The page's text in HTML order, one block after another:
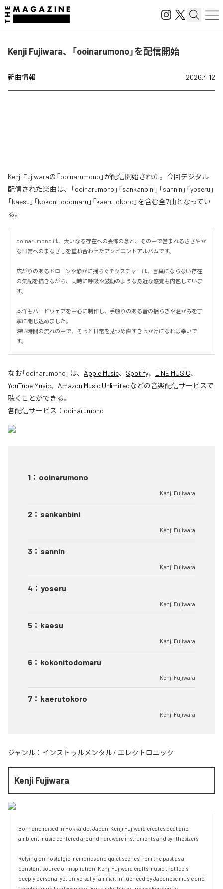
Kenji Fujiwara、「ooinarumono」を配信開始
新曲情報 2026.4.12
Kenji Fujiwaraの「ooinarumono」が配信開始された。今回デジタル
配信された楽曲は、「ooinarumono」「sankanbini」「sannin」「yoseru」
「kaesu」「kokonitodomaru」「kaerutokoro」を含む全7曲となってい
る。
ooinarumono は、大いなる存在への畏怖の念と、その中で営まれるささやか
な日常へのまなざしを重ね合わせたアンビエントアルバムです。
広がりのあるドローンや静かに揺らぐテクスチャーは、言葉にならない存在
の気配を描きながら、同時に呼吸や鼓動のような身近な感覚も内包していま
す。
本作もハードウェアを中心に制作し、手触りのある音の揺らぎや温かみを丁
寧に閉じ込めました。
深い時間の流れの中で、そっと日常を見つめ直すきっかけになれば幸いで
す。
なお「ooinarumono 」は、 Apple Music、 Spotify、 LINE MUSIC、
YouTube Music、 Amazon Music Unlimitedなどの音楽配信サービスで
聴くことができる。
各配信サービス： ooinarumono
1 ： ooinarumono
Kenji Fujiwara
2 ： sankanbini
Kenji Fujiwara
3 ： sannin
Kenji Fujiwara
4 ： yoseru
Kenji Fujiwara
5 ： kaesu
Kenji Fujiwara
6 ： kokonitodomaru
Kenji Fujiwara
7 ： kaerutokoro
Kenji Fujiwara
ジャンル： インストゥルメンタル / エレクトロニック
Kenji Fujiwara
Born and raised in Hokkaido, Japan, Kenji Fujiwara creates beat and
ambient music centered around hardware instruments and synthesizers.
Relying on nostalgic memories and quiet scenes from the past as a
constant source of inspiration, Kenji Fujiwara crafts music that feels
deeply personal yet universally familiar. Influenced by Japanese music and